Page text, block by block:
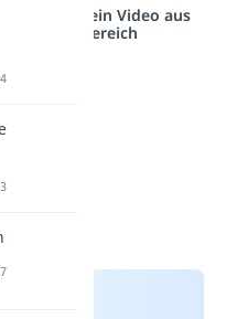
Hier ein Video aus
anderen Bereich